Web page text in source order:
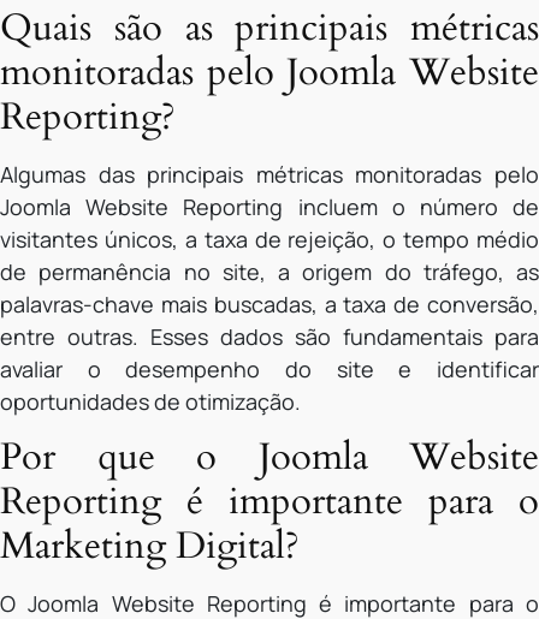
Quais são as principais métricas
monitoradas pelo Joomla Website
Reporting?
Algumas das principais métricas monitoradas pelo
Joomla Website Reporting incluem o número de
visitantes únicos, a taxa de rejeição, o tempo médio
de permanência no site, a origem do tráfego, as
palavras-chave mais buscadas, a taxa de conversão,
entre outras. Esses dados são fundamentais para
avaliar o desempenho do site e identificar
oportunidades de otimização.
Por que o Joomla Website
Reporting é importante para o
Marketing Digital?
O Joomla Website Reporting é importante para o